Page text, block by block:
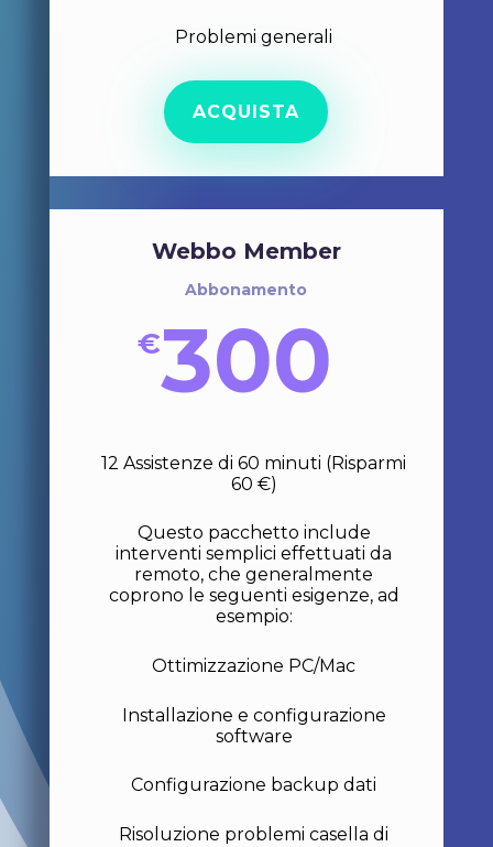
Problemi generali
ACQUISTA
Webbo Member
Abbonamento
€300
12 Assistenze di 60 minuti (Risparmi
60 €)
Questo pacchetto include
interventi semplici effettuati da
remoto, che generalmente
coprono le seguenti esigenze, ad
esempio:
Ottimizzazione PC/Mac
Installazione e configurazione
software
Configurazione backup dati
Risoluzione problemi casella di